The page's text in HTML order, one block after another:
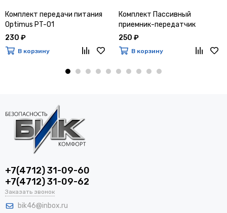
Комплект передачи питания
Optimus PT-01
230 ₽
В корзину
Комплект Пассивный
приемник-передатчик
Optimus B-2T (AHD/TVI/CVI)
250 ₽
В корзину
+7(4712) 31-09-60
+7(4712) 31-09-62
Заказать звонок
bik46@inbox.ru